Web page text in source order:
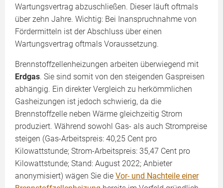
Wartungsvertrag abzuschließen. Dieser läuft oftmals
über zehn Jahre. Wichtig: Bei Inanspruchnahme von
Fördermitteln ist der Abschluss über einen
Wartungsvertrag oftmals Voraussetzung.
Brennstoffzellenheizungen arbeiten überwiegend mit
Erdgas. Sie sind somit von den steigenden Gaspreisen
abhängig. Ein direkter Vergleich zu herkömmlichen
Gasheizungen ist jedoch schwierig, da die
Brennstoffzelle neben Wärme gleichzeitig Strom
produziert. Während sowohl Gas- als auch Strompreise
steigen (Gas-Arbeitspreis: 40,25 Cent pro
Kilowattstunde; Strom-Arbeitspreis: 35,47 Cent pro
Kilowattstunde; Stand: August 2022; Anbieter
anonymisiert) wägen Sie die Vor- und Nachteile einer